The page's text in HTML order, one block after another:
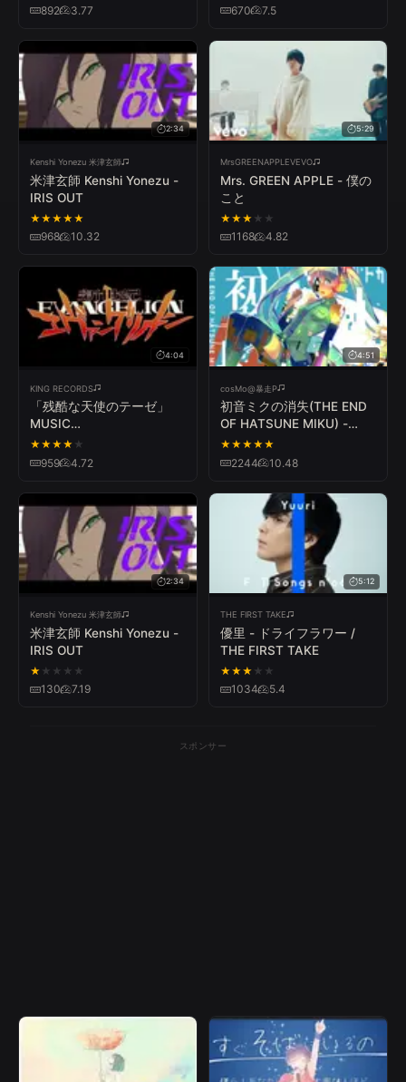
892 3.77 670 7.5
2:34
Kenshi Yonezu 米津玄師
米津玄師 Kenshi Yonezu -
IRIS OUT
★★★★★
968 10.32
5:29
MrsGREENAPPLEVEVO
Mrs. GREEN APPLE - 僕の
こと
★★★ ★ ★
1168 4.82
4:04
KING RECORDS
「残酷な天使のテーゼ」
MUSIC
VIDEO（HDver.）/Zankoku
na Tenshi no Te-ze“The
★★★★ ★
959 4.72
4:51
cosMo@暴走P
初音ミクの消失(THE END
OF HATSUNE MIKU) -
cosMo＠暴走P
★★★★★
2244 10.48
2:34
Kenshi Yonezu 米津玄師
米津玄師 Kenshi Yonezu -
IRIS OUT
★ ★ ★ ★ ★
130 7.19
5:12
THE FIRST TAKE
優里 - ドライフラワー /
THE FIRST TAKE
★★★ ★ ★
1034 5.4
スポンサー